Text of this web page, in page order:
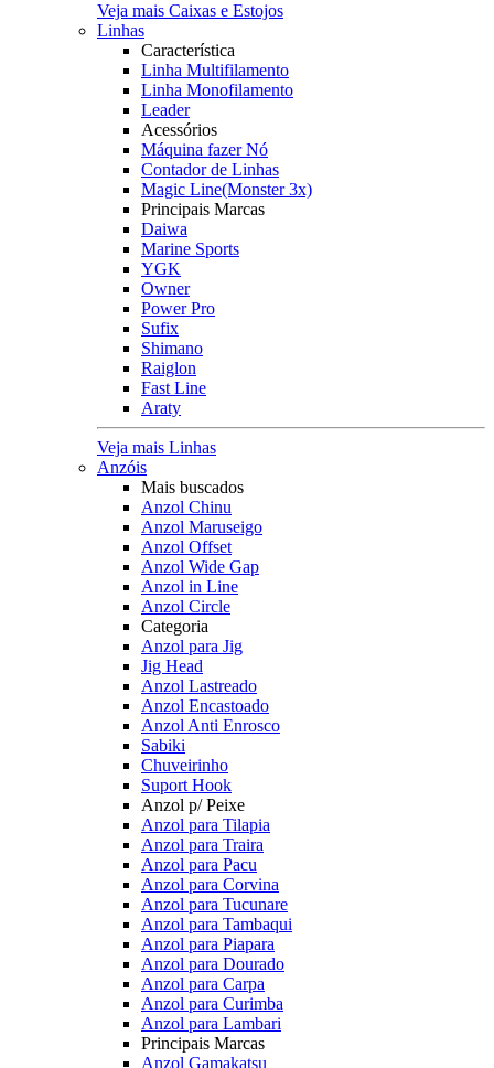
Veja mais Caixas e Estojos
Linhas
Característica
Linha Multifilamento
Linha Monofilamento
Leader
Acessórios
Máquina fazer Nó
Contador de Linhas
Magic Line(Monster 3x)
Principais Marcas
Daiwa
Marine Sports
YGK
Owner
Power Pro
Sufix
Shimano
Raiglon
Fast Line
Araty
Veja mais Linhas
Anzóis
Mais buscados
Anzol Chinu
Anzol Maruseigo
Anzol Offset
Anzol Wide Gap
Anzol in Line
Anzol Circle
Categoria
Anzol para Jig
Jig Head
Anzol Lastreado
Anzol Encastoado
Anzol Anti Enrosco
Sabiki
Chuveirinho
Suport Hook
Anzol p/ Peixe
Anzol para Tilapia
Anzol para Traira
Anzol para Pacu
Anzol para Corvina
Anzol para Tucunare
Anzol para Tambaqui
Anzol para Piapara
Anzol para Dourado
Anzol para Carpa
Anzol para Curimba
Anzol para Lambari
Principais Marcas
Anzol Gamakatsu